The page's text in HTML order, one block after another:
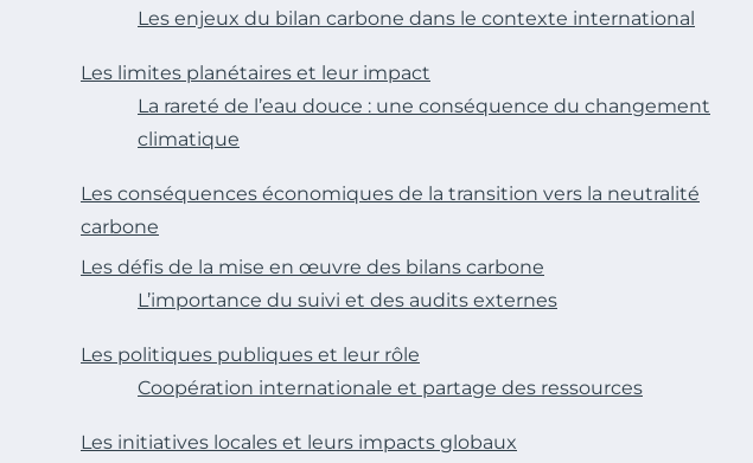
Les enjeux du bilan carbone dans le contexte international
Les limites planétaires et leur impact
La rareté de l’eau douce : une conséquence du changement
climatique
Les conséquences économiques de la transition vers la neutralité
carbone
Les défis de la mise en œuvre des bilans carbone
L’importance du suivi et des audits externes
Les politiques publiques et leur rôle
Coopération internationale et partage des ressources
Les initiatives locales et leurs impacts globaux